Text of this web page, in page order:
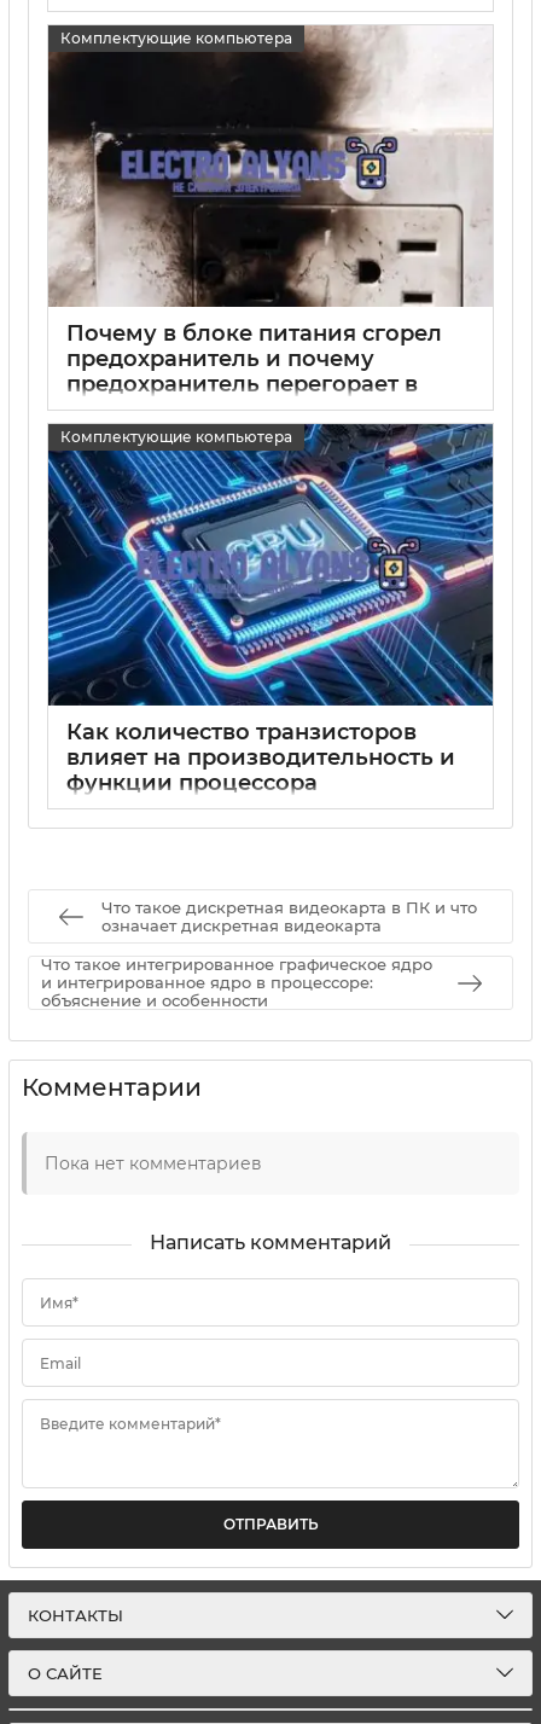
15 05 2025 0
Комплектующие компьютера
Почему в блоке питания сгорел
предохранитель и почему
предохранитель перегорает в
блоке питания
15 05 2025 0
Комплектующие компьютера
Как количество транзисторов
влияет на производительность и
функции процессора
Что такое дискретная видеокарта в ПК и что
означает дискретная видеокарта
Что такое интегрированное графическое ядро
и интегрированное ядро в процессоре:
объяснение и особенности
Комментарии
Пока нет комментариев
Написать комментарий
Имя*
Email
Введите комментарий*
ОТПРАВИТЬ
КОНТАКТЫ
О САЙТЕ